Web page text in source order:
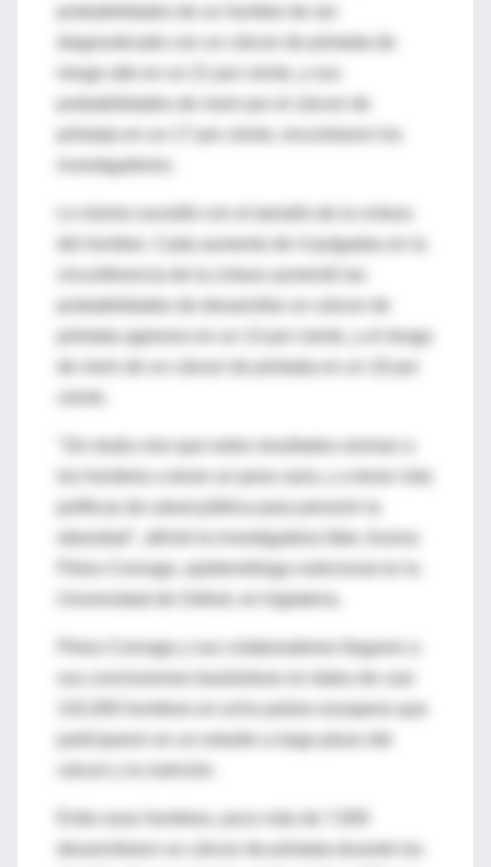
diagnosticado con un cáncer de próstata de
riesgo alto en un 21 por ciento, y sus
investigadores.
del hombre. Cada aumento de 4 pulgadas en la
próstata agresivo en un 13 por ciento, y el riesgo
obesidad", afirmó la investigadora líder, Aurora
Pérez-Cornago, epidemióloga nutricional en la
Universidad de Oxford, en Inglaterra.
Pérez-Cornago y sus colaboradores llegaron a
142,000 hombres en ocho países europeos que
participaron en un estudio a largo plazo del